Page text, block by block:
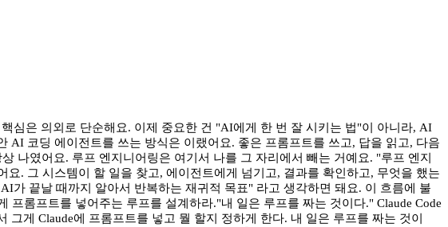
심은 의외로 단순해요. 이제 중요한 건 "AI에게 한 번 잘 시키는 법"이 아니라, AI
코딩 에이전트를 쓰는 방식은 이랬어요. 좋은 프롬프트를 쓰고, 답을 읽고, 다음
나였어요. 루프 엔지니어링은 여기서 나를 그 자리에서 빼는 거예요. "루프 엔지
. 그 시스템이 할 일을 찾고, 에이전트에게 넘기고, 결과를 확인하고, 무엇을 했는
가 끝날 때까지 알아서 반복하는 재귀적 목표" 라고 생각하면 돼요. 이 흐름에 불
프롬프트를 넣어주는 루프를 설계하라."내 일은 루프를 짜는 것이다." Claude Code
게 Claude에 프롬프트를 넣고 뭘 할지 정하게 한다. 내 일은 루프를 짜는 것이